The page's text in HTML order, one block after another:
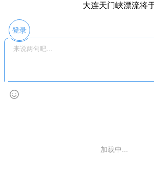
大连天门峡漂流将
登录
加载中...